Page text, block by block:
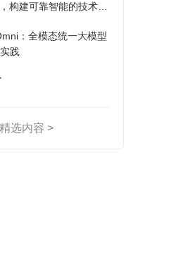
构建可靠智能的技术路
：全模态统一大模型
践
选内容 >